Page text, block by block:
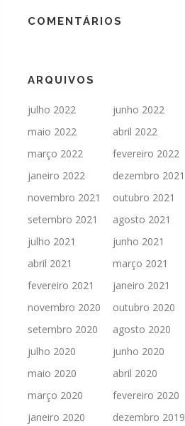
COMENTÁRIOS
ARQUIVOS
julho 2022
junho 2022
maio 2022
abril 2022
março 2022
fevereiro 2022
janeiro 2022
dezembro 2021
novembro 2021
outubro 2021
setembro 2021
agosto 2021
julho 2021
junho 2021
abril 2021
março 2021
fevereiro 2021
janeiro 2021
novembro 2020
outubro 2020
setembro 2020
agosto 2020
julho 2020
junho 2020
maio 2020
abril 2020
março 2020
fevereiro 2020
janeiro 2020
dezembro 2019